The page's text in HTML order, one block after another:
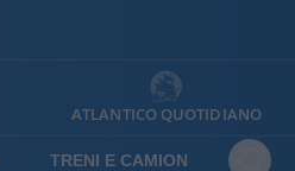
ATLANTICO QUOTIDIANO
TRENI E CAMION